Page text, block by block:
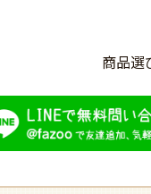
商品選